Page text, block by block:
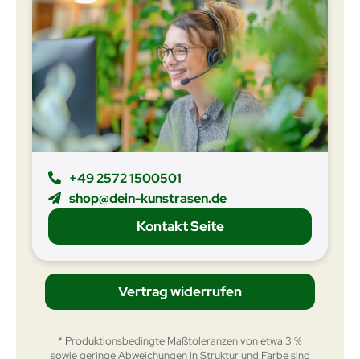
+49 2572 1500501
shop@dein-kunstrasen.de
Kontakt Seite
Vertrag widerrufen
* Produktionsbedingte Maßtoleranzen von etwa 3 %
sowie geringe Abweichungen in Struktur und Farbe sind